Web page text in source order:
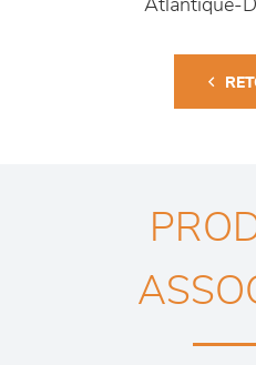
Atlantique-